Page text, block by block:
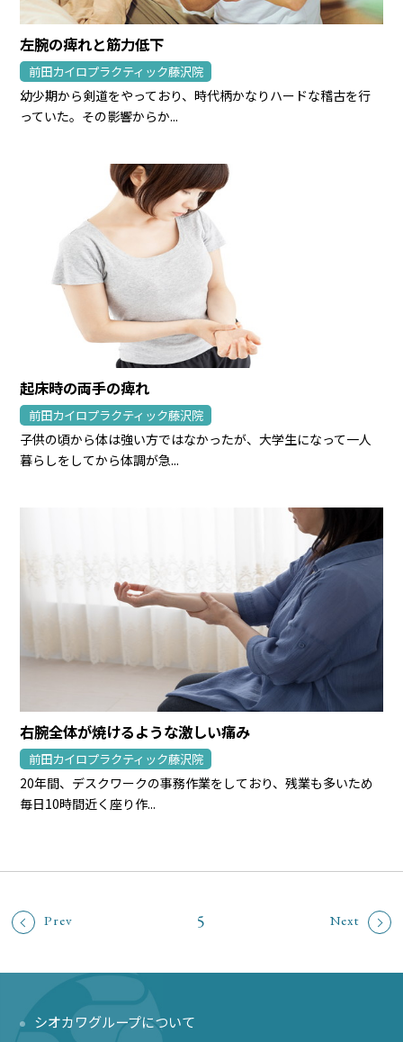
左腕の痺れと筋力低下
前田カイロプラクティック藤沢院
幼少期から剣道をやっており、時代柄かなりハードな稽古を行
っていた。その影響からか...
起床時の両手の痺れ
前田カイロプラクティック藤沢院
子供の頃から体は強い方ではなかったが、大学生になって一人
暮らしをしてから体調が急...
右腕全体が焼けるような激しい痛み
前田カイロプラクティック藤沢院
20年間、デスクワークの事務作業をしており、残業も多いため
毎日10時間近く座り作...
Prev 5 Next
シオカワグループについて